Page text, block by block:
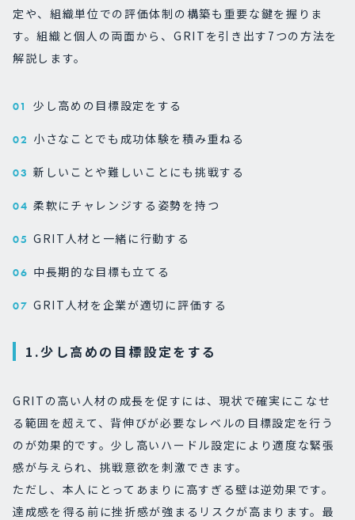
定や、組織単位での評価体制の構築も重要な鍵を握りま
す。組織と個人の両面から、GRITを引き出す7つの方法を
解説します。
少し高めの目標設定をする
小さなことでも成功体験を積み重ねる
新しいことや難しいことにも挑戦する
柔軟にチャレンジする姿勢を持つ
GRIT人材と一緒に行動する
中長期的な目標も立てる
GRIT人材を企業が適切に評価する
1.少し高めの目標設定をする
GRITの高い人材の成長を促すには、現状で確実にこなせ
る範囲を超えて、背伸びが必要なレベルの目標設定を行う
のが効果的です。少し高いハードル設定により適度な緊張
感が与えられ、挑戦意欲を刺激できます。
ただし、本人にとってあまりに高すぎる壁は逆効果です。
達成感を得る前に挫折感が強まるリスクが高まります。最